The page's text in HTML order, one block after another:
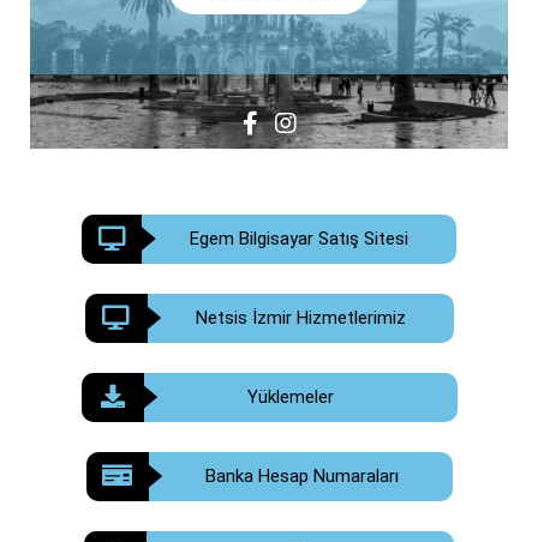
Egem Bilgisayar Satış Sitesi
Netsis İzmir Hizmetlerimiz
Yüklemeler
Banka Hesap Numaraları